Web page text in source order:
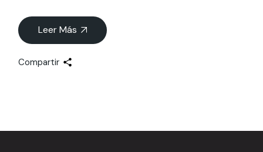
Leer Más
Compartir